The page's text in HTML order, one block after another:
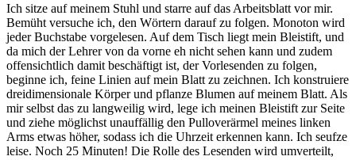
Ich sitze auf meinem Stuhl und starre auf das Arbeitsblatt vor mir.
Bemüht versuche ich, den Wörtern darauf zu folgen. Monoton wird
jeder Buchstabe vorgelesen. Auf dem Tisch liegt mein Bleistift, und
da mich der Lehrer von da vorne eh nicht sehen kann und zudem
offensichtlich damit beschäftigt ist, der Vorlesenden zu folgen,
beginne ich, feine Linien auf mein Blatt zu zeichnen. Ich konstruiere
dreidimensionale Körper und pflanze Blumen auf meinem Blatt. Als
mir selbst das zu langweilig wird, lege ich meinen Bleistift zur Seite
und ziehe möglichst unauffällig den Pulloverärmel meines linken
Arms etwas höher, sodass ich die Uhrzeit erkennen kann. Ich seufze
leise. Noch 25 Minuten! Die Rolle des Lesenden wird umverteilt,